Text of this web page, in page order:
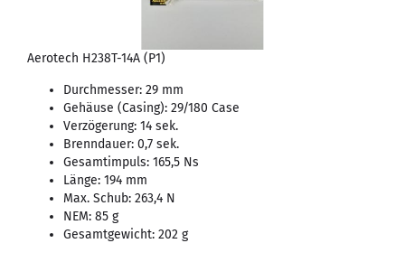
Aerotech H238T-14A (P1)
Durchmesser: 29 mm
Gehäuse (Casing): 29/180 Case
Verzögerung: 14 sek.
Brenndauer: 0,7 sek.
Gesamtimpuls: 165,5 Ns
Länge: 194 mm
Max. Schub: 263,4 N
NEM: 85 g
Gesamtgewicht: 202 g